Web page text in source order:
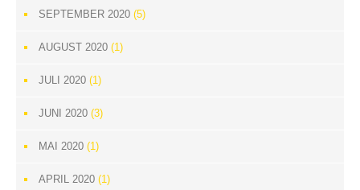
SEPTEMBER 2020 (5)
AUGUST 2020 (1)
JULI 2020 (1)
JUNI 2020 (3)
MAI 2020 (1)
APRIL 2020 (1)